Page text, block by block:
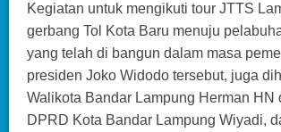
Kegiatan untuk mengikuti tour JTTS
gerbang Tol Kota Baru menuju
yang telah di bangun dalam masa
presiden Joko Widodo tersebut, juga
Walikota Bandar Lampung Herman HN
DPRD Kota Bandar Lampung Wiyadi,